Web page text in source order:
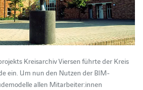
Kreisarchiv Viersen führte der Kreis
ein. Um nun den Nutzen der BIM-
allen Mitarbeiter:innen